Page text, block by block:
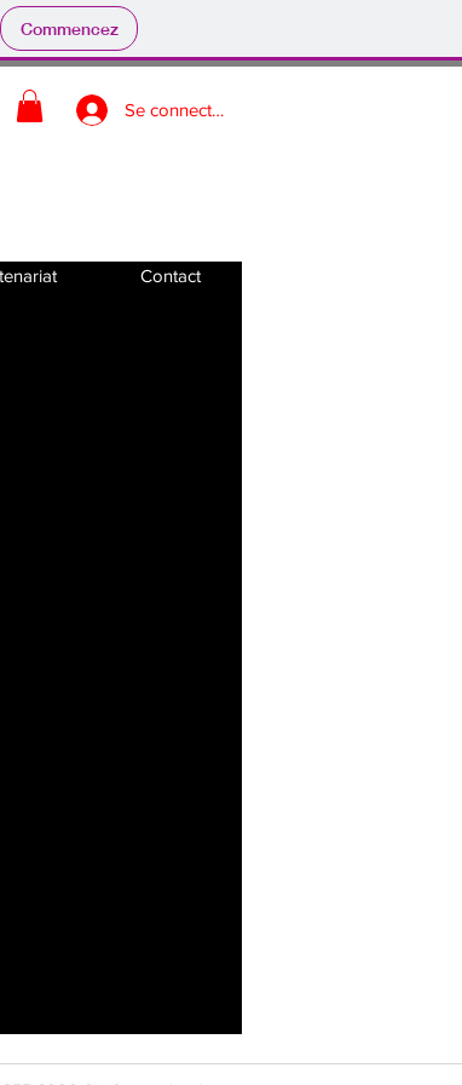
Commencez
Se connecter
Contact